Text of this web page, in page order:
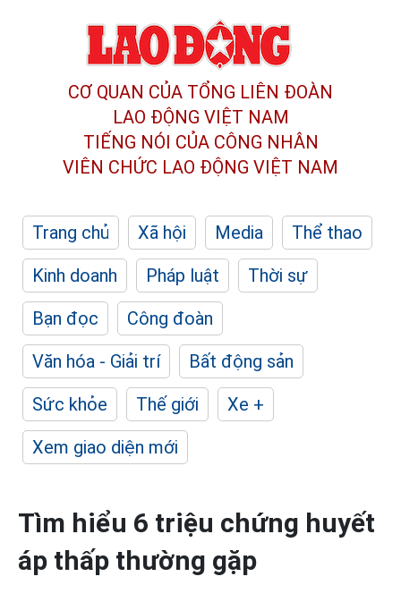
CƠ QUAN CỦA TỔNG LIÊN ĐOÀN
LAO ĐỘNG VIỆT NAM
TIẾNG NÓI CỦA CÔNG NHÂN
VIÊN CHỨC LAO ĐỘNG VIỆT NAM
Trang chủ Xã hội Media
Thể thao
Kinh doanh
Pháp luật
Thời sự
Bạn đọc
Công đoàn
Văn hóa - Giải trí
Bất động sản
Sức khỏe
Thế giới
Xe +
Xem giao diện mới
Tìm hiểu 6 triệu chứng huyết
áp thấp thường gặp